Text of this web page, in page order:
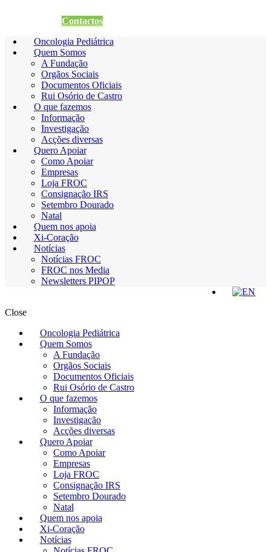
Contactos
Oncologia Pediátrica
Quem Somos
A Fundação
Orgãos Sociais
Documentos Oficiais
Rui Osório de Castro
O que fazemos
Informação
Investigação
Acções diversas
Quero Apoiar
Como Apoiar
Empresas
Loja FROC
Consignação IRS
Setembro Dourado
Natal
Quem nos apoia
Xi-Coração
Notícias
Notícias FROC
FROC nos Media
Newsletters PIPOP
Close
Oncologia Pediátrica
Quem Somos
A Fundação
Orgãos Sociais
Documentos Oficiais
Rui Osório de Castro
O que fazemos
Informação
Investigação
Acções diversas
Quero Apoiar
Como Apoiar
Empresas
Loja FROC
Consignação IRS
Setembro Dourado
Natal
Quem nos apoia
Xi-Coração
Notícias